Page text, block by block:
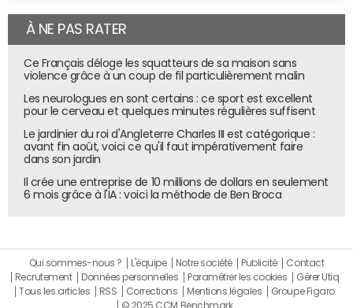
À NE PAS RATER
Ce Français déloge les squatteurs de sa maison sans
violence grâce à un coup de fil particulièrement malin
Les neurologues en sont certains : ce sport est excellent
pour le cerveau et quelques minutes régulières suffisent
Le jardinier du roi d'Angleterre Charles III est catégorique :
avant fin août, voici ce qu'il faut impérativement faire
dans son jardin
Il crée une entreprise de 10 millions de dollars en seulement
6 mois grâce à l'IA : voici la méthode de Ben Broca
Qui sommes-nous ? L'équipe Notre société Publicité
Contact
Recrutement
Données personnelles Paramétrer les cookies
Gérer Utiq
Tous les articles
RSS Corrections Mentions légales
Groupe Figaro
© 2025 CCM Benchmark